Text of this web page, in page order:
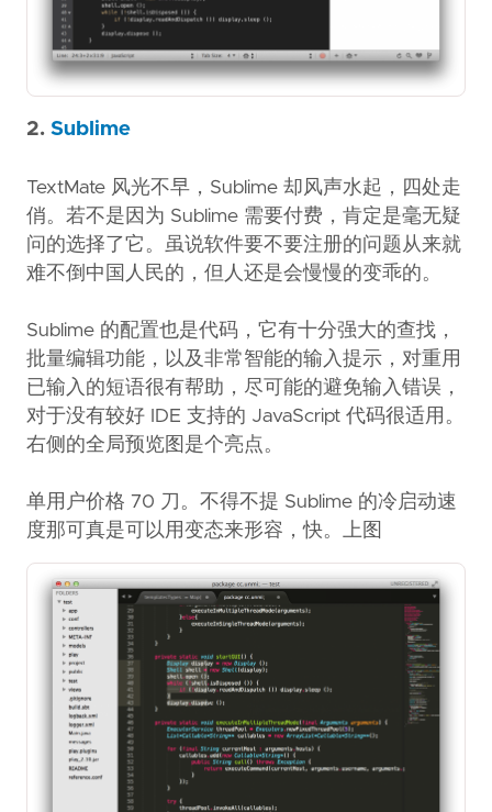
2. Sublime
TextMate 风光不早，Sublime 却风声水起，四处走
俏。若不是因为 Sublime 需要付费，肯定是毫无疑
问的选择了它。虽说软件要不要注册的问题从来就
难不倒中国人民的，但人还是会慢慢的变乖的。
Sublime 的配置也是代码，它有十分强大的查找，
批量编辑功能，以及非常智能的输入提示，对重用
已输入的短语很有帮助，尽可能的避免输入错误，
对于没有较好 IDE 支持的 JavaScript 代码很适用。
右侧的全局预览图是个亮点。
单用户价格 70 刀。不得不提 Sublime 的冷启动速
度那可真是可以用变态来形容，快。上图